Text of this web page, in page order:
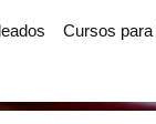
Cursos